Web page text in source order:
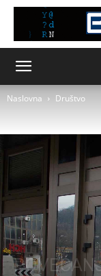
Naslovna Društvo
Društvo